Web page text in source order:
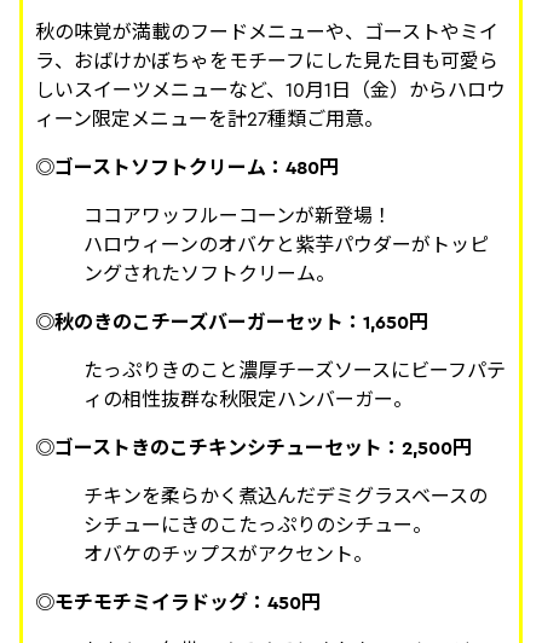
秋の味覚が満載のフードメニューや、ゴーストやミイ
ラ、おばけかぼちゃをモチーフにした見た目も可愛ら
しいスイーツメニューなど、10月1日（金）からハロウ
ィーン限定メニューを計27種類ご用意。
◎ゴーストソフトクリーム：480円
ココアワッフルーコーンが新登場！
ハロウィーンのオバケと紫芋パウダーがトッピ
ングされたソフトクリーム。
◎秋のきのこチーズバーガーセット：1,650円
たっぷりきのこと濃厚チーズソースにビーフパテ
ィの相性抜群な秋限定ハンバーガー。
◎ゴーストきのこチキンシチューセット：2,500円
チキンを柔らかく煮込んだデミグラスベースの
シチューにきのこたっぷりのシチュー。
オバケのチップスがアクセント。
◎モチモチミイラドッグ：450円